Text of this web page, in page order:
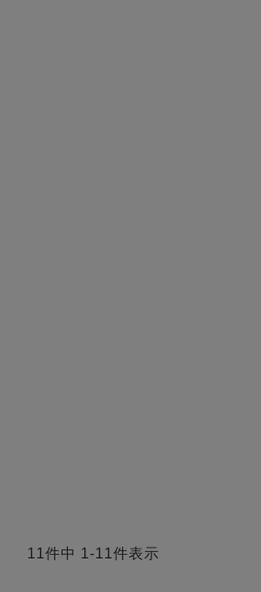
11 件中 1 -11 件表示